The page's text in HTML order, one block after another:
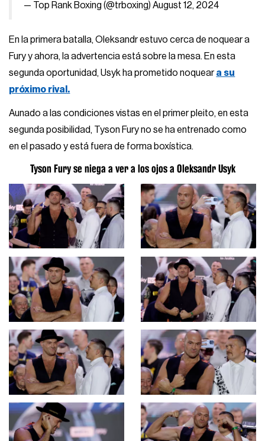
— Top Rank Boxing (@trboxing)August 12, 2024
En la primera batalla, Oleksandr estuvo cerca de noquear a
Fury y ahora, la advertencia está sobre la mesa. En esta
segunda oportunidad, Usyk ha prometido noqueara su
próximo rival.
Aunado a las condiciones vistas en el primer pleito, en esta
segunda posibilidad, Tyson Fury no se ha entrenado como
en el pasado y está fuera de forma boxística.
Tyson Fury se niega a ver a los ojos a Oleksandr Usyk